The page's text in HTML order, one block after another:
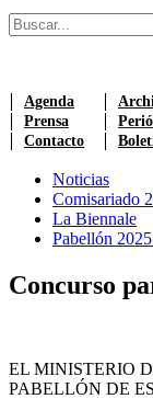
Agenda
Prensa
Contacto
Noticias
Comisariado
La Biennale
Pabellón
Concurso
EL MINISTERIO
PABELLÓN DE